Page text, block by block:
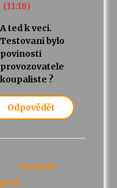
(11:18)
A ted k veci.
Testovani bylo
povinosti
provozovatele
koupaliste ?
Odpovědět
Anonym